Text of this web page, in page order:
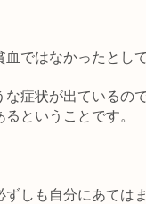
ではなかったとして
症状が出ているの
ということです。
しも自分にあては